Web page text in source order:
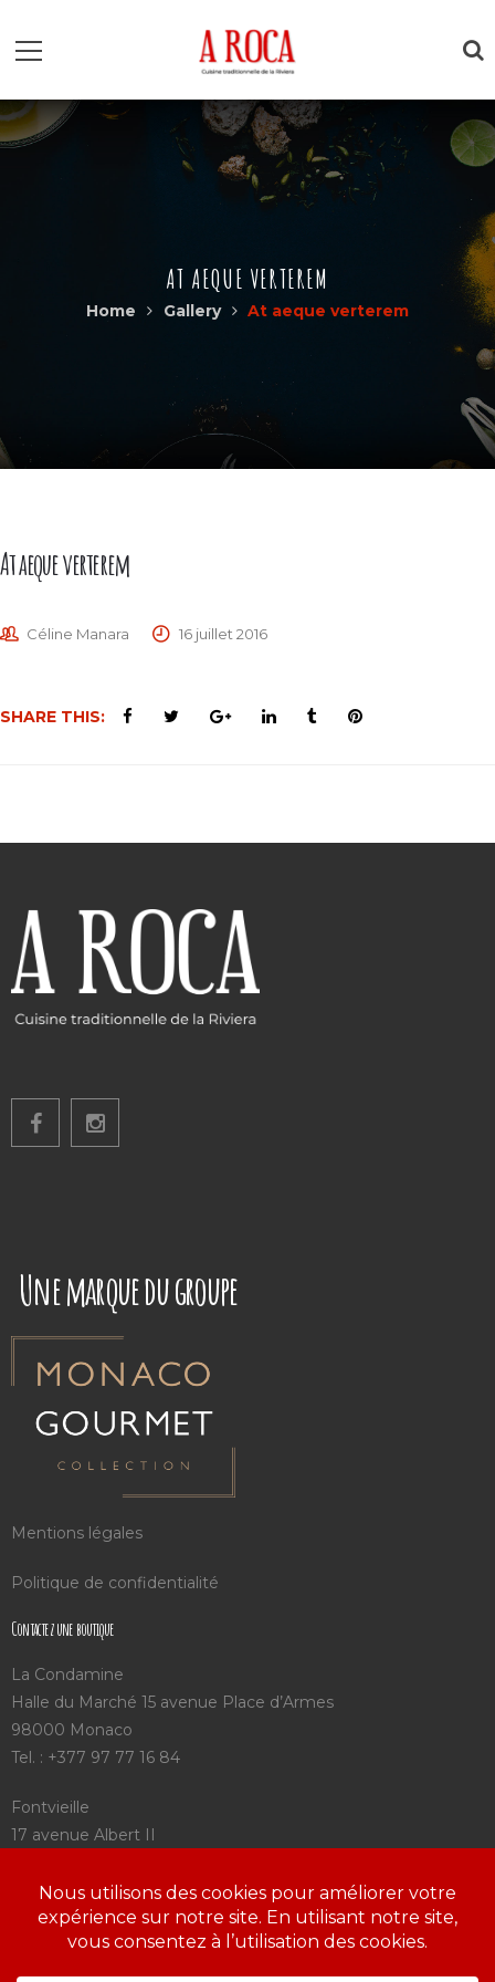
AT AEQUE VERTEREM
Home Gallery At aeque verterem
At aeque verterem
Céline Manara 16 juillet 2016
SHARE THIS:
Une marque du groupe
Mentions légales
Politique de confidentialité
Contactez une boutique
La Condamine
Halle du Marché 15 avenue Place d’Armes
98000 Monaco
Tel. : +377 97 77 16 84
Fontvieille
17 avenue Albert II
Tel. : +377 92 05 75 25
Saint Charles